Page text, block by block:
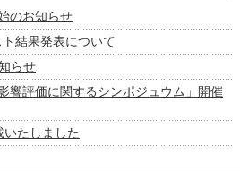
のお知らせ
結果発表について
らせ
響評価に関するシンポジュウム」開催
たしました